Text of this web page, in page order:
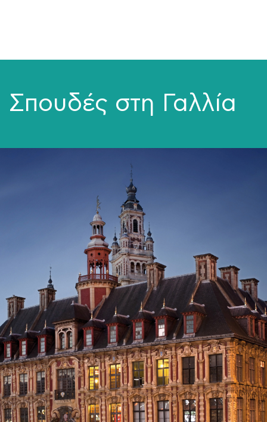
ΣΥΝΕΡΓΕΙΕΣ
Σπουδές στη Γαλλία